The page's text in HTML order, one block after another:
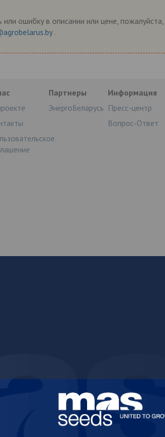
ошибку в описании или цене, пожалуйста,
.
Партнеры
ЭнергоБеларусь
Информация
Пресс-центр
Вопрос-Ответ